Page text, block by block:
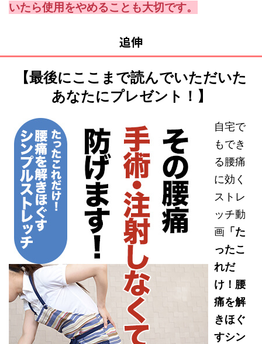
いたら使用をやめることも大切です。
追伸
【最後にここまで読んでいただいた
あなたにプレゼント！】
自宅で
もでき
る腰痛
に効く
ストレ
ッチ動
画 「た
ったこ
れだ
け！腰
痛を解
きほぐ
すシン